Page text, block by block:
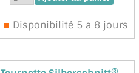
surface.
tendeur à ventouse
fermer de manière
Disponibilité 5 a 8 jours